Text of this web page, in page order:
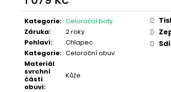
Měrná
cena:
Kategorie: Celoroční boty
Záruka:
2 roky
Pohlaví:
Chlapec
Kategorie: Celoroční obuv
Materiál
svrchní
části
obuvi:
Kůže